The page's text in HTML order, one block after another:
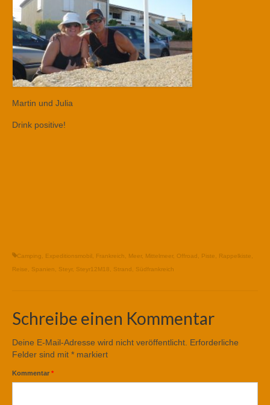
Martin und Julia
Drink positive!
Camping Expeditionsmobil Frankreich Meer, Mittelmeer, Offroad Piste Rappelkiste
Reise
Spanien Steyr, Steyr12M18 Strand Südfrankreich
Schreibe einen Kommentar
Deine E-Mail-Adresse wird nicht veröffentlicht. Erforderliche
Felder sind mit * markiert
Kommentar *